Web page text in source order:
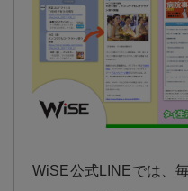
WiSE公式LINEでは、